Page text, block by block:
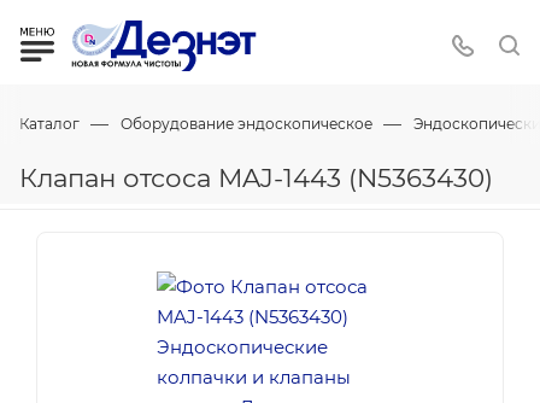
Каталог — Оборудование эндоскопическое —
Клапан отсоса MAJ-1443 (N5363430)